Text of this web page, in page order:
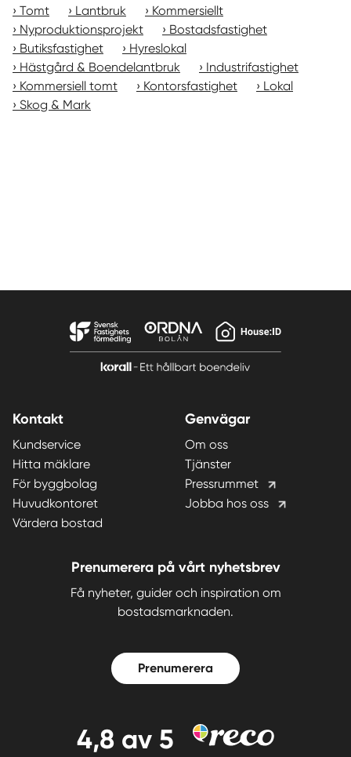
Tomt
Lantbruk
Kommersiellt
Nyproduktionsprojekt
Bostadsfastighet
Butiksfastighet
Hyreslokal
Hästgård & Boendelantbruk
Industrifastighet
Kommersiell tomt
Kontorsfastighet
Lokal
Skog & Mark
Kontakt
Kundservice
Hitta mäklare
För byggbolag
Huvudkontoret
Värdera bostad
Genvägar
Om oss
Tjänster
Pressrummet
Jobba hos oss
Prenumerera på vårt nyhetsbrev
Få nyheter, guider och inspiration om
bostadsmarknaden.
Prenumerera
4,8 av 5